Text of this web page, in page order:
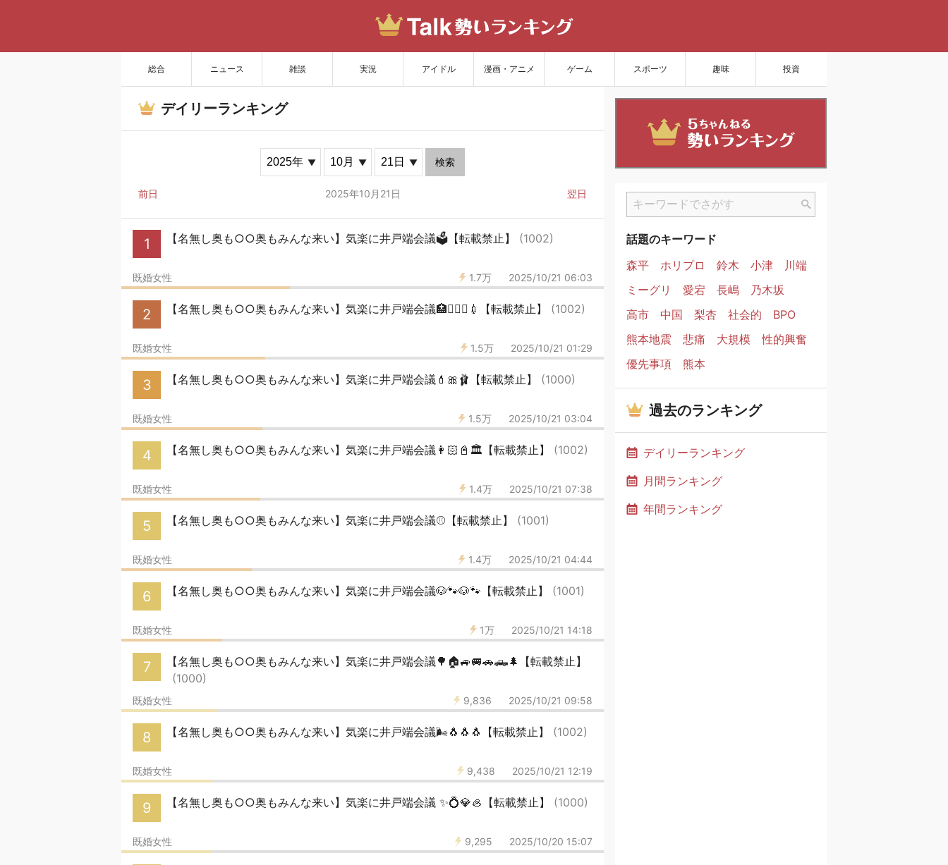
総合 ニュース 雑談 実況 アイドル 漫画・アニメ ゲーム スポーツ 趣味 投資
サイトを更新
デイリーランキング
検索
前日 2025年10月21日 翌日
1 【名無し奥も○○奥もみんな来い】気楽に井戸端会議🗳【転載禁止】 (1002)
1.7万 2025/10/21 06:03
既婚女性
2 【名無し奥も○○奥もみんな来い】気楽に井戸端会議🏥🧑🏻‍⚕️💉【転載禁止】 (1002)
1.5万 2025/10/21 01:29
既婚女性
3 【名無し奥も○○奥もみんな来い】気楽に井戸端会議💄🎀🩰【転載禁止】 (1000)
1.5万 2025/10/21 03:04
既婚女性
4 【名無し奥も○○奥もみんな来い】気楽に井戸端会議👩🏻📓🏛️【転載禁止】 (1002)
1.4万 2025/10/21 07:38
既婚女性
5 【名無し奥も○○奥もみんな来い】気楽に井戸端会議⚾️【転載禁止】 (1001)
1.4万 2025/10/21 04:44
既婚女性
6 【名無し奥も○○奥もみんな来い】気楽に井戸端会議🐶🐾🐶🐾【転載禁止】 (1001)
1万 2025/10/21 14:18
既婚女性
7
【名無し奥も○○奥もみんな来い】気楽に井戸端会議🌳🏠🚙🚐🚗🛻🌲【転載禁止】
(1000)
9,836 2025/10/21 09:58
既婚女性
8 【名無し奥も○○奥もみんな来い】気楽に井戸端会議🌬️🐧🐧🐧【転載禁止】 (1002)
9,438 2025/10/21 12:19
既婚女性
9 【名無し奥も○○奥もみんな来い】気楽に井戸端会議 ✨️💍💎🦪【転載禁止】 (1000)
9,295 2025/10/20 15:07
既婚女性
話題のキーワード
森平
ホリプロ 鈴木 小津
川端
ミーグリ
愛宕 長嶋
乃木坂
高市
中国 梨杏 社会的
BPO
熊本地震
悲痛 大規模
性的興奮
優先事項
熊本
過去のランキング
デイリーランキング
月間ランキング
年間ランキング